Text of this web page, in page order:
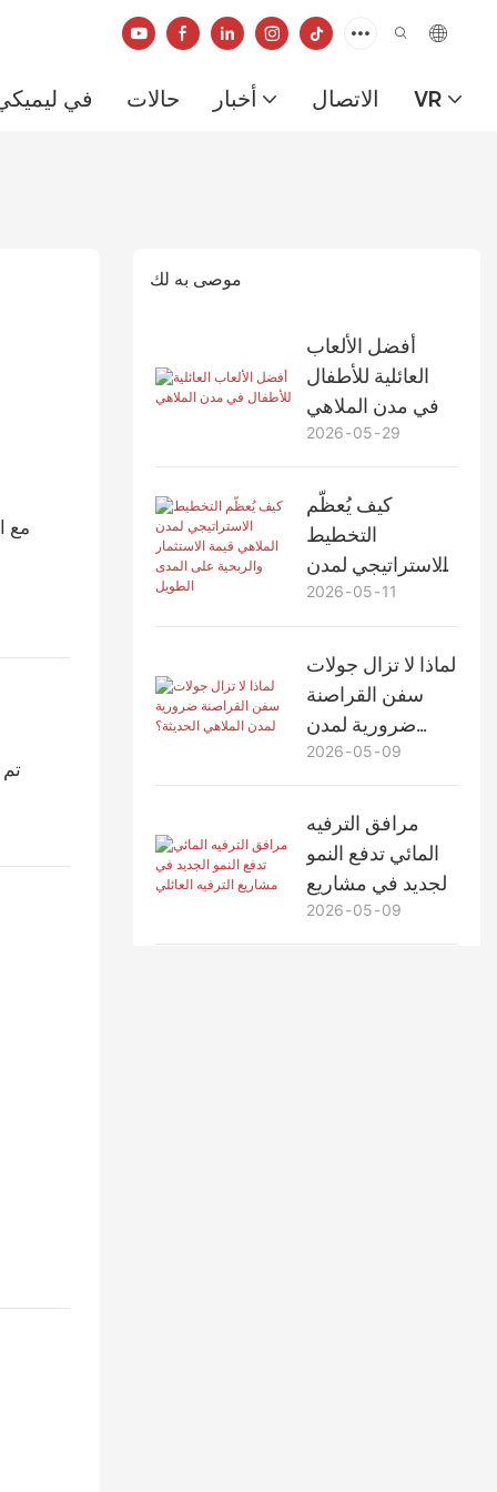
في حالات أخبار الاتصال VR
مع
موصى به لك
أفضل الألعاب
العائلية للأطفال
في مدن الملاهي
2026 05 29
كيف يُعظّم
التخطيط
الاستراتيجي لمدن
الملاهي قيمة
على المدى الطويل
2026 05 11
لماذا لا تزال جولات
سفن القراصنة
ضرورية لمدن
الملاهي الحديثة؟
2026 05 09
مرافق الترفيه
المائي تدفع النمو
الجديد في مشاريع
الترفيه العائلي
2026 05 09